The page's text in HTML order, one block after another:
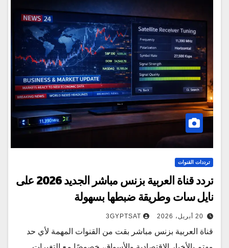
ترددات القنوات
تردد قناة العربية بزنس مباشر الجديد 2026 على
نايل سات وطريقة ضبطها بسهولة
20 أبريل، 2026 3GYPTSAT
قناة العربية بزنس مباشر بقت من القنوات المهمة لأي حد